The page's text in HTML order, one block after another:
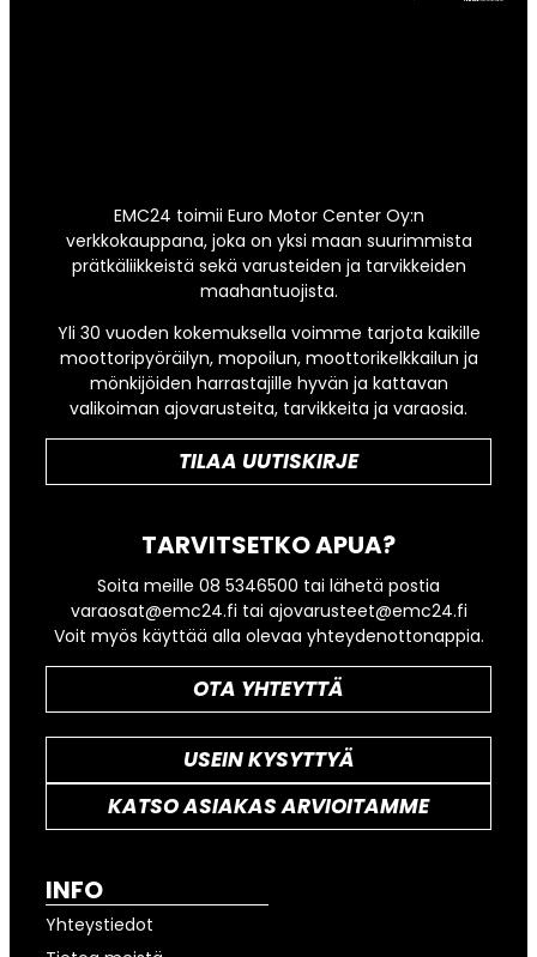
EMC24 toimii Euro Motor Center Oy:n
verkkokauppana, joka on yksi maan suurimmista
prätkäliikkeistä sekä varusteiden ja tarvikkeiden
maahantuojista.
Yli 30 vuoden kokemuksella voimme tarjota kaikille
moottoripyöräilyn, mopoilun, moottorikelkkailun ja
mönkijöiden harrastajille hyvän ja kattavan
valikoiman ajovarusteita, tarvikkeita ja varaosia.
TILAA UUTISKIRJE
TARVITSETKO APUA?
Soita meille 08 5346500 tai lähetä postia
varaosat@emc24.fi tai ajovarusteet@emc24.fi
Voit myös käyttää alla olevaa yhteydenottonappia.
OTA YHTEYTTÄ
USEIN KYSYTTYÄ
KATSO ASIAKAS ARVIOITAMME
INFO
Yhteystiedot